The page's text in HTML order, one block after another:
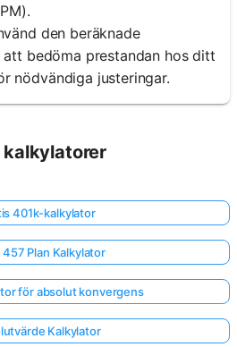
den beräknade
bedöma prestandan hos ditt
nödvändiga justeringar.
kalkylatorer
401k-kalkylator
457 Plan Kalkylator
för absolut konvergens
Kalkylator